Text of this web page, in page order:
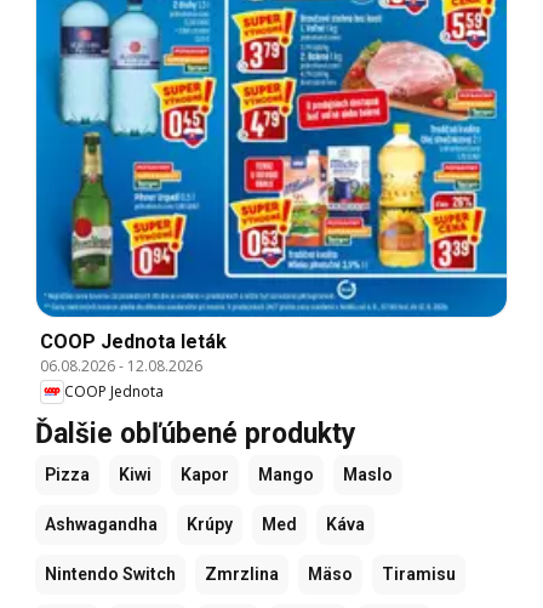
COOP Jednota leták
06.08.2026- 12.08.2026
COOP Jednota
Ďalšie obľúbené produkty
Pizza Kiwi Kapor Mango Maslo
Ashwagandha Krúpy Med Káva
Nintendo Switch Zmrzlina Mäso Tiramisu